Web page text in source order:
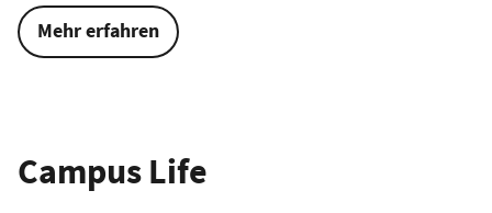
Mehr erfahren
Campus Life